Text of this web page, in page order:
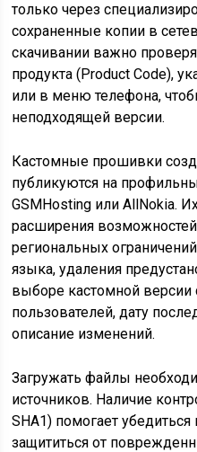
только через
сохраненные копии в
скачивании важно
продукта (Product Code),
или в меню телефона,
неподходящей версии.
Кастомные прошивки
публикуются на
GSMHosting или AllNokia.
расширения возможностей
региональных
языка, удаления
выборе кастомной версии
пользователей, дату
описание изменений.
Загружать файлы
источников. Наличие
SHA1) помогает
защититься от